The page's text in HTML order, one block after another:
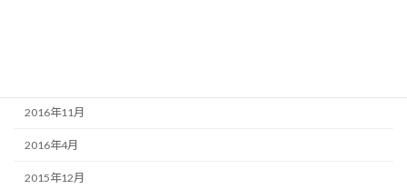
2016年11月
2016年4月
2015年12月